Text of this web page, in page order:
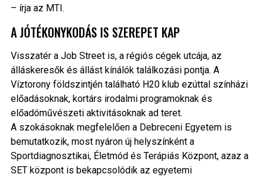
– írja az MTI.
A JÓTÉKONYKODÁS IS SZEREPET KAP
Visszatér a Job Street is, a régiós cégek utcája, az
álláskeresők és állást kínálók találkozási pontja. A
Víztorony földszintjén található H20 klub ezúttal színházi
előadásoknak, kortárs irodalmi programoknak és
előadóművészeti aktivitásoknak ad teret.
A szokásoknak megfelelően a Debreceni Egyetem is
bemutatkozik, most nyáron új helyszínként a
Sportdiagnosztikai, Életmód és Terápiás Központ, azaz a
SET központ is bekapcsolódik az egyetemi